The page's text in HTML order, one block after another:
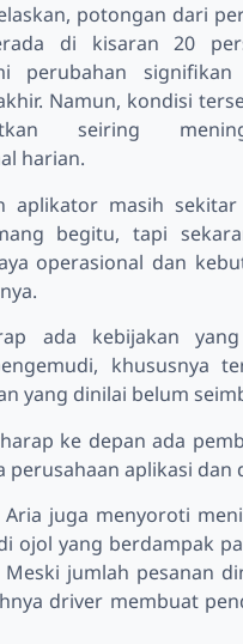
potongan dari
di kisaran 20
perubahan
Namun, kondisi
seiring
harian.
aplikator masih
begitu, tapi
operasional dan
ada kebijakan
khususnya
yang dinilai belum
ke depan ada
perusahaan aplikasi dan
Aria juga menyoroti
ojol yang berdampak
Meski jumlah pesanan
driver membuat